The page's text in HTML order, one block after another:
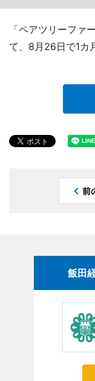
「ペアツリーファ
て、8月26日で1カ
前
飯田